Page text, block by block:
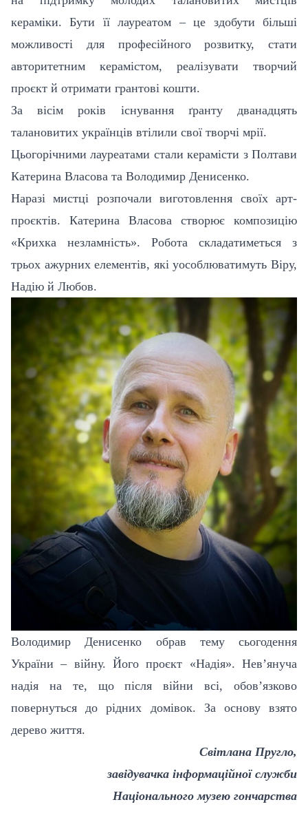
кераміки. Бути її лауреатом – це здобути більші
можливості для професійного розвитку, стати
авторитетним керамістом, реалізувати творчий
проєкт й отримати грантові кошти.
За вісім років існування ґранту дванадцять
талановитих українців втілили свої творчі мрії.
Цьогорічними лауреатами стали керамісти з Полтави
Катерина Власова та Володимир Денисенко.
Наразі мистці розпочали виготовлення своїх арт-
проєктів. Катерина Власова створює композицію
«Крихка незламність». Робота складатиметься з
трьох ажурних елементів, які уособлюватимуть Віру,
Надію й Любов.
Володимир Денисенко обрав тему сьогодення
України – війну. Його проєкт «Надія». Нев’януча
надія на те, що після війни всі, обов’язково
повернуться до рідних домівок. За основу взято
дерево життя.
Світлана Пругло,
завідувачка інформаційної служби
Національного музею гончарства